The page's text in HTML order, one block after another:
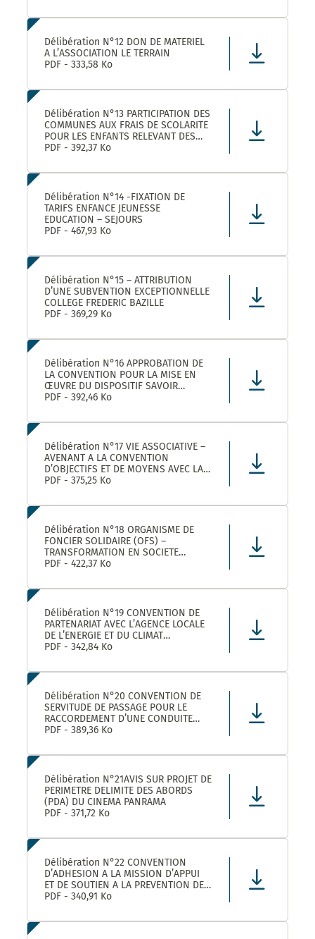
DU FONDS NATIONAL FRANCE
Délibération N°12 DON DE MATERIEL
A L’ASSOCIATION LE TERRAIN
PDF - 333,58 Ko
Délibération N°13 PARTICIPATION DES
COMMUNES AUX FRAIS DE SCOLARITE
POUR LES ENFANTS RELEVANT DES
DISPOSITIFS ULISS ET DAR
CASTELNAUVIENNES
PDF - 392,37 Ko
Délibération N°14 -FIXATION DE
TARIFS ENFANCE JEUNESSE
EDUCATION – SEJOURS
PDF - 467,93 Ko
Délibération N°15 – ATTRIBUTION
D’UNE SUBVENTION EXCEPTIONNELLE
COLLEGE FREDERIC BAZILLE
PDF - 369,29 Ko
Délibération N°16 APPROBATION DE
LA CONVENTION POUR LA MISE EN
ŒUVRE DU DISPOSITIF SAVOIR
ROULER A VELO AVEC MONTPELLIER
PDF - 392,46 Ko
Délibération N°17 VIE ASSOCIATIVE –
AVENANT A LA CONVENTION
D’OBJECTIFS ET DE MOYENS AVEC LA
FEDERATION REGIONALE DES
CULTURE OCCITANIE POUR L’ANNEE
CONVENTION DE PARTENARIAT SIGNEE
POUR LA
PDF - 375,25 Ko
Délibération N°18 ORGANISME DE
FONCIER SOLIDAIRE (OFS) –
TRANSFORMATION EN SOCIETE
COOPERATIVE D’INTERET COLLECTIF
CAPITAL – APPROBATION –
PDF - 422,37 Ko
Délibération N°19 CONVENTION DE
PARTENARIAT AVEC L’AGENCE LOCALE
DE L’ENERGIE ET DU CLIMAT
MONTPELLIER METROPOLE :
PDF - 342,84 Ko
Délibération N°20 CONVENTION DE
SERVITUDE DE PASSAGE POUR LE
RACCORDEMENT D’UNE CONDUITE
EAUX PLUVIALES DANS LE CADRE DE
AVENUE DE L’EUROPE SUR LA
PDF - 389,36 Ko
Délibération N°21AVIS SUR PROJET DE
PERIMETRE DELIMITE DES ABORDS
(PDA) DU CINEMA PANRAMA
PDF - 371,72 Ko
Délibération N°22 CONVENTION
D’ADHESION A LA MISSION D’APPUI
ET DE SOUTIEN A LA PREVENTION DES
RISQUES PROFESSIONNELS
PDF - 340,91 Ko